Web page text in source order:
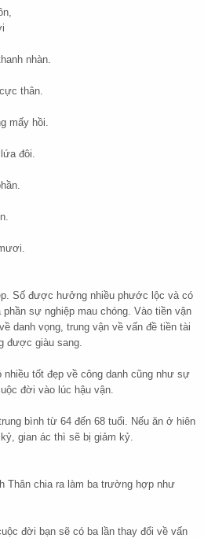
nhàn.
thân.
mấy hồi.
đôi.
Số được hưởng nhiều phước lộc và có
sự nghiệp mau chóng. Vào tiền vận
danh vọng, trung vận về vấn đề tiền tài
được giàu sang.
tốt đẹp về công danh cũng như sự
đời vào lúc hậu vận.
bình từ 64 đến 68 tuổi. Nếu ăn ở hiên
gian ác thì sẽ bị giảm kỷ.
Thân chia ra làm ba trường hợp như
đời bạn sẽ có ba lần thay đổi về vấn